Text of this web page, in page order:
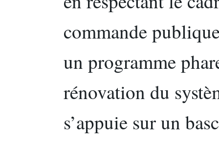
commande
un programme
rénovation du
s’appuie sur un